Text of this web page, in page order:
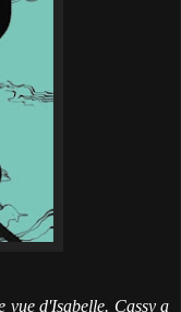
vue d'Isabelle. Cassy a